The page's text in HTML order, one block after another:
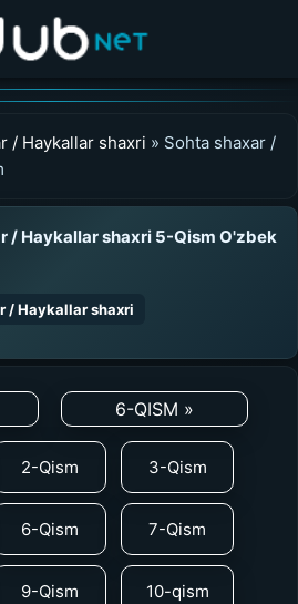
/ Haykallar shaxri » Sohta shaxar /
/ Haykallar shaxri 5-Qism O'zbek
/ Haykallar shaxri
UZDUB
MEDIA
6-QISM »
2-Qism 3-Qism
6-Qism 7-Qism
9-Qism 10-qism